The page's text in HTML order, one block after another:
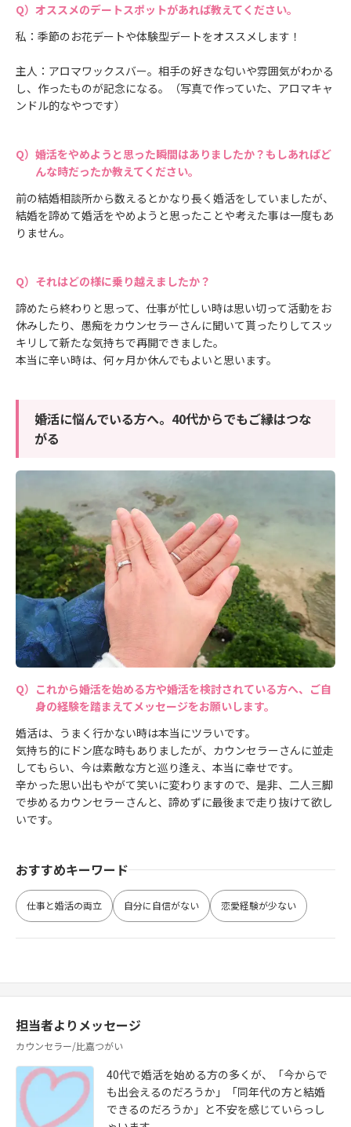
オススメのデートスポットがあれば教えてください。
私：季節のお花デートや体験型デートをオススメします！
主人：アロマワックスバー。相手の好きな匂いや雰囲気がわかる
し、作ったものが記念になる。（写真で作っていた、アロマキャ
ンドル的なやつです）
婚活をやめようと思った瞬間はありましたか？もしあればど
んな時だったか教えてください。
前の結婚相談所から数えるとかなり長く婚活をしていましたが、
結婚を諦めて婚活をやめようと思ったことや考えた事は一度もあ
りません。
それはどの様に乗り越えましたか？
諦めたら終わりと思って、仕事が忙しい時は思い切って活動をお
休みしたり、愚痴をカウンセラーさんに聞いて貰ったりしてスッ
キリして新たな気持ちで再開できました。
本当に辛い時は、何ヶ月か休んでもよいと思います。
婚活に悩んでいる方へ。40代からでもご縁はつな
がる
これから婚活を始める方や婚活を検討されている方へ、ご自
身の経験を踏まえてメッセージをお願いします。
婚活は、うまく行かない時は本当にツラいです。
気持ち的にドン底な時もありましたが、カウンセラーさんに並走
してもらい、今は素敵な方と巡り逢え、本当に幸せです。
辛かった思い出もやがて笑いに変わりますので、是非、二人三脚
で歩めるカウンセラーさんと、諦めずに最後まで走り抜けて欲し
いです。
おすすめキーワード
仕事と婚活の両立 自分に自信がない 恋愛経験が少ない
担当者よりメッセージ
カウンセラー/比嘉つがい
40代で婚活を始める方の多くが、「今からで
も出会えるのだろうか」「同年代の方と結婚
できるのだろうか」と不安を感じていらっし